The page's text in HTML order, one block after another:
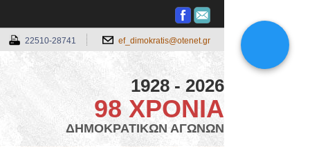
22510-28741 ef_dimokratis@otenet.gr
1928 - 2026
98 ΧΡΟΝΙΑ
ΔΗΜΟΚΡΑΤΙΚΩΝ ΑΓΩΝΩΝ